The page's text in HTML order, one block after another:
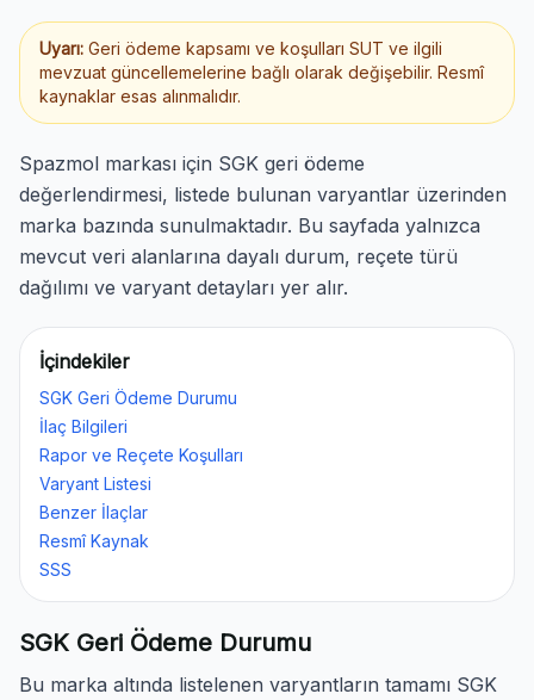
Uyarı: Geri ödeme kapsamı ve koşulları SUT ve ilgili
mevzuat güncellemelerine bağlı olarak değişebilir. Resmî
kaynaklar esas alınmalıdır.
Spazmol markası için SGK geri ödeme
değerlendirmesi, listede bulunan varyantlar üzerinden
marka bazında sunulmaktadır. Bu sayfada yalnızca
mevcut veri alanlarına dayalı durum, reçete türü
dağılımı ve varyant detayları yer alır.
İçindekiler
SGK Geri Ödeme Durumu
İlaç Bilgileri
Rapor ve Reçete Koşulları
Varyant Listesi
Benzer İlaçlar
Resmî Kaynak
SSS
SGK Geri Ödeme Durumu
Bu marka altında listelenen varyantların tamamı SGK